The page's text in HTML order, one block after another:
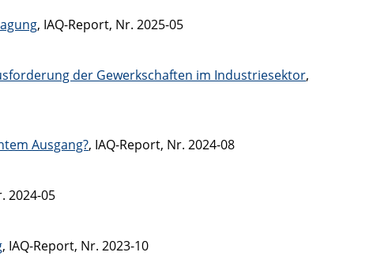
, IAQ-Report, Nr. 2025-05
der Gewerkschaften im Industriesektor,
Ausgang?, IAQ-Report, Nr. 2024-08
2024-05
, IAQ-Report, Nr. 2023-10